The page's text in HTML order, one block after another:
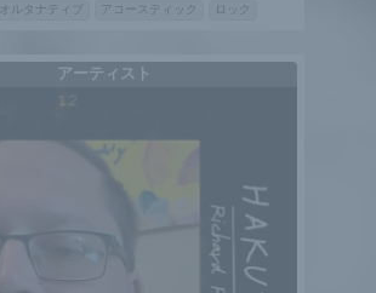
オルタナティブ アコースティック ロック
アーティスト